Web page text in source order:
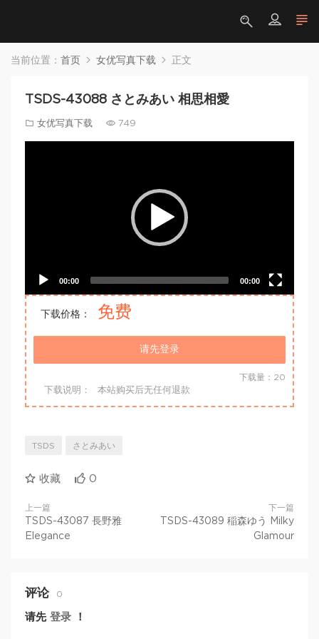
当前位置： 首页 女优写真下载 正文
TSDS-43088 さとみあい 相思相愛
女优写真下载 749
00:00 00:00
下载价格： 免费
请先登录
下载量：20
下载说明： 本站购买后无任何退款
TSDS さとみあい
收藏 0
上一篇
TSDS-43087 長野雅
Elegance
下一篇
TSDS-43089 稲森ゆう Milky
Glamour
评论 0
请先 登录 ！